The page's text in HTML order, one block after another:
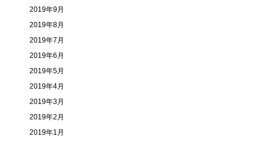
2019年9月
2019年8月
2019年7月
2019年6月
2019年5月
2019年4月
2019年3月
2019年2月
2019年1月